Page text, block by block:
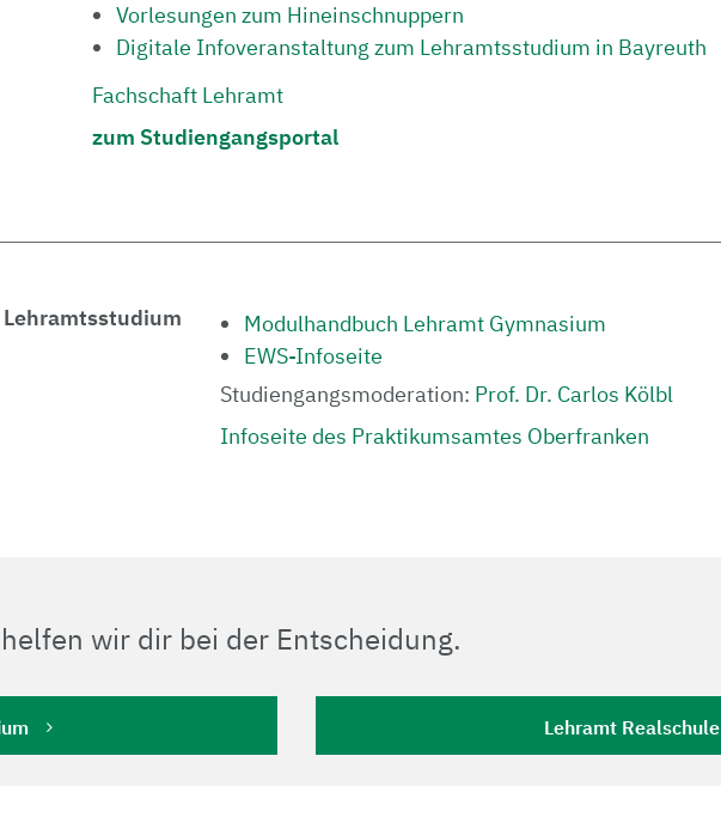
Vorlesungen zum Hineinschnuppern
Digitale Infoveranstaltung zum Lehramtsstudium in Bayreuth
Fachschaft Lehramt
zum Studiengangsportal
Modulhandbuch Lehramt Gymnasium
EWS-Infoseite
Studiengangsmoderation: Prof. Dr. Carlos Kölbl
Infoseite des Praktikumsamtes Oberfranken
wir dir bei der Entscheidung.
Lehramt Realschule